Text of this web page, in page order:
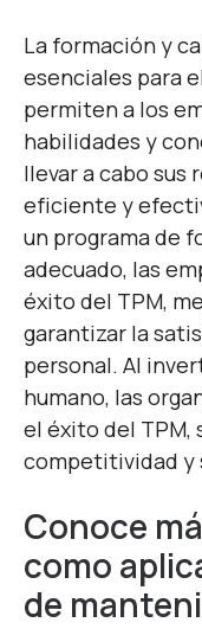
La formación y
esenciales para
permiten a los
habilidades y
llevar a cabo sus
eficiente y
un programa de
adecuado, las
éxito del TPM,
garantizar la
personal. Al
humano, las
el éxito del TPM,
competitividad y
Conoce
como
de